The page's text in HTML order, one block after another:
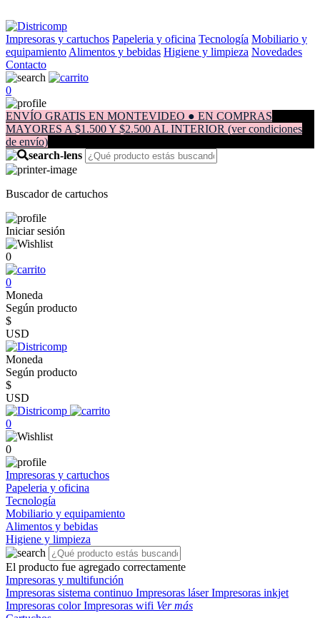
Impresoras y cartuchos Papeleria y oficina Tecnología Mobiliario y
equipamiento Alimentos y bebidas Higiene y limpieza Novedades
Contacto
0
ENVÍO GRATIS EN MONTEVIDEO ● EN COMPRAS
MAYORES A $1.500 Y $2.500 AL INTERIOR (ver condiciones
de envío)
Buscador de cartuchos
Iniciar sesión
0
0
Moneda
Según producto
$
USD
Moneda
Según producto
$
USD
0
0
Impresoras y cartuchos
Papeleria y oficina
Tecnología
Mobiliario y equipamiento
Alimentos y bebidas
Higiene y limpieza
El producto fue agregado correctamente
Impresoras y multifunción
Impresoras sistema continuo Impresoras láserImpresoras inkjet
Impresoras colorImpresoras wifi Ver más